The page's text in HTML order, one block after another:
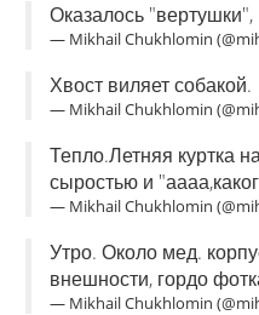
Оказалось
— Mikhail Chukhlomin
Хвост виляет собакой.
— Mikhail Chukhlomin
Тепло.Летняя куртка
сыростью и
— Mikhail Chukhlomin
Утро. Около мед.
внешности, гордо
— Mikhail Chukhlomin